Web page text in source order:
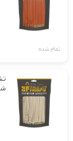
تمام شده